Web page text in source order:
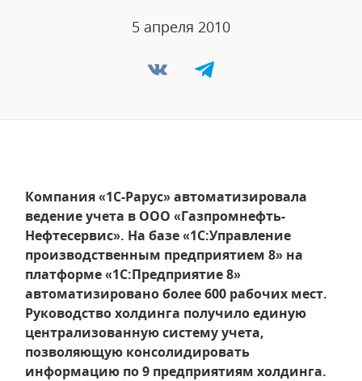
5 апреля 2010
Компания «1С-Рарус» автоматизировала
ведение учета в ООО «Газпромнефть-
Нефтесервис». На базе «1С:Управление
производственным предприятием 8» на
платформе «1С:Предприятие 8»
автоматизировано более 600 рабочих мест.
Руководство холдинга получило единую
централизованную систему учета,
позволяющую консолидировать
информацию по 9 предприятиям холдинга.